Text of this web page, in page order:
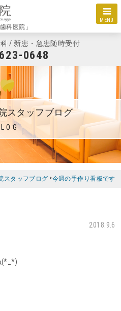
科医院」
MENU
/ 新患・急患随時受付
0648
スタッフブログ
スタッフブログ 今週の手作り看板です
2018.9.6
(*_*)